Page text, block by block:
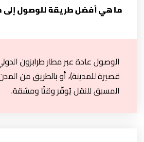
ما هي أفضل طريقة للوصول إلى
الوصول عادة عبر مطار طرابزون
قصيرة للمدينة)، أو بالطريق من
المسبق للنقل يُوفّر وقتًا ومشقة.